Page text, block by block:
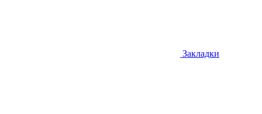
Закладки